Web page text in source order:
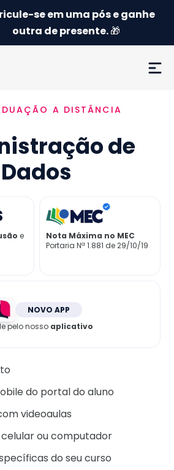
se em uma pós e ganhe
outra de presente.🎁
MEC
A DISTÂNCIA
de
Dados
e
Nota Máxima no MEC
Portaria Nª 1.881 de 29/10/19
NOVO APP
pelo nosso aplicativo
do portal do aluno
videoaulas
ou computador
do seu curso